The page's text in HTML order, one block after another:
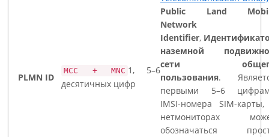
PLMN ID
MCC + MNC 1, 5–6
десятичных цифр
Public Land
Network
Identifier,
наземной
сети
пользования.
первыми 5–6
IMSI-номера SIM-
нетмониторах
обозначаться